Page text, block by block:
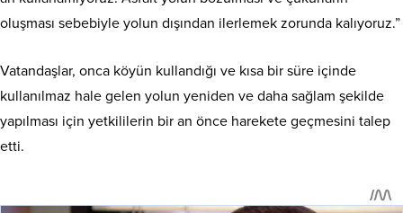
oluşması sebebiyle yolun dışından ilerlemek zorunda kalıyoruz.”
Vatandaşlar, onca köyün kullandığı ve kısa bir süre içinde
kullanılmaz hale gelen yolun yeniden ve daha sağlam şekilde
yapılması için yetkililerin bir an önce harekete geçmesini talep
etti.